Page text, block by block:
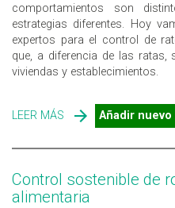
comportamientos son
estrategias diferentes. Hoy
expertos para el control de
que, a diferencia de las ratas,
viviendas y establecimientos.
LEER MÁS SOBRE CONSEJOS
RATONES
Añadir
Control sostenible de
alimentaria